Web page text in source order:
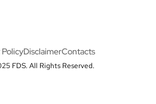
DisclaimerContacts
FDS. All Rights Reserved.